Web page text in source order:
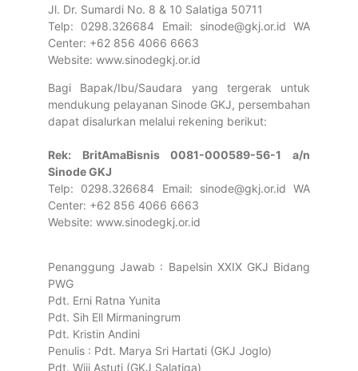
Jl. Dr. Sumardi No. 8 & 10 Salatiga 50711
Telp: 0298.326684 Email: sinode@gkj.or.id WA
Center: +62 856 4066 6663
Website: www.sinodegkj.or.id
Bagi Bapak/Ibu/Saudara yang tergerak untuk
mendukung pelayanan Sinode GKJ, persembahan
dapat disalurkan melalui rekening berikut:
Rek: BritAmaBisnis 0081-000589-56-1 a/n
Sinode GKJ
Telp: 0298.326684 Email: sinode@gkj.or.id WA
Center: +62 856 4066 6663
Website: www.sinodegkj.or.id
Penanggung Jawab : Bapelsin XXIX GKJ Bidang
PWG
Pdt. Erni Ratna Yunita
Pdt. Sih Ell Mirmaningrum
Pdt. Kristin Andini
Penulis : Pdt. Marya Sri Hartati (GKJ Joglo)
Pdt. Wiji Astuti (GKJ Salatiga)